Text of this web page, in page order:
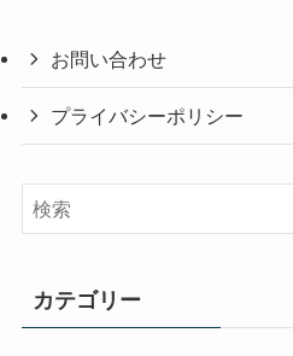
お問い合わせ
プライバシーポリシー
カテゴリー